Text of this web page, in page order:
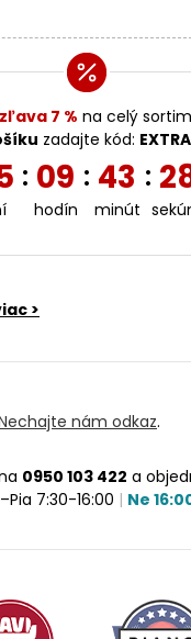
7 % na celý
zadajte kód:
: 09
hodín
: 43
minút
:
>
nám odkaz.
0950 103 422 a
7:30-16:00 | Ne